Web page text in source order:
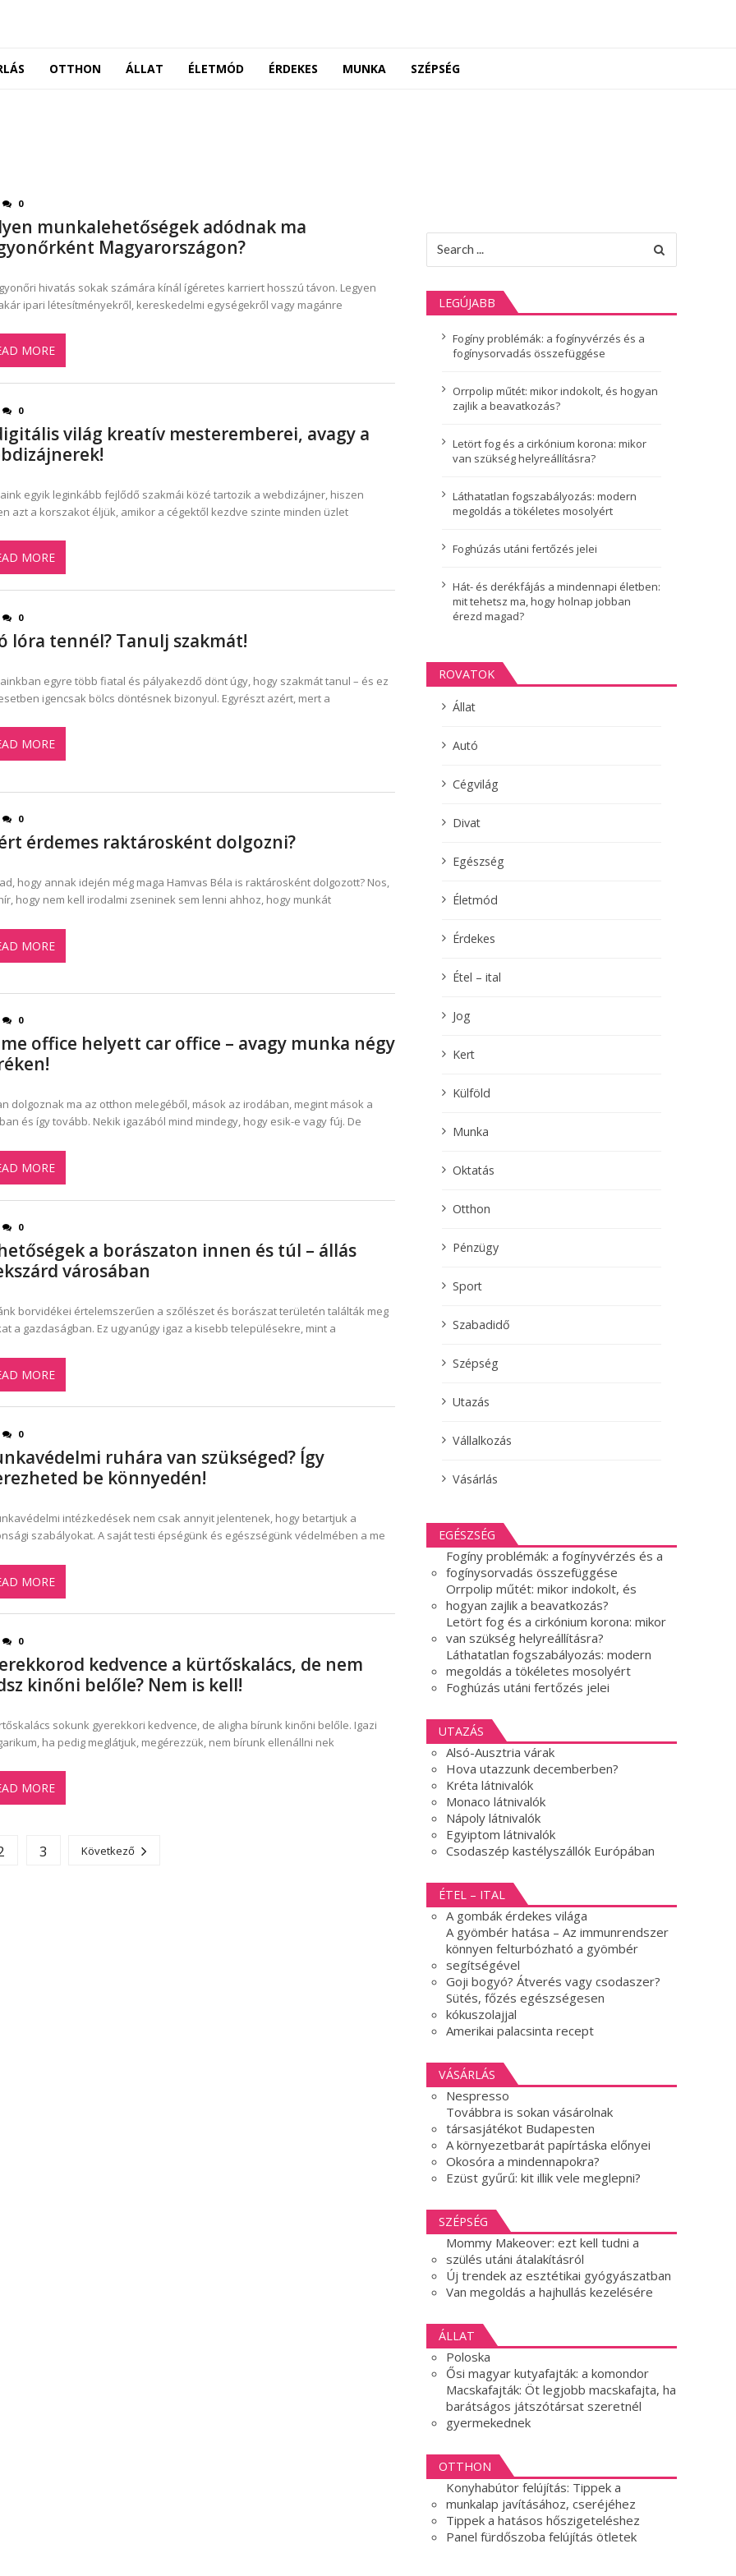
OTTHON ÁLLAT ÉLETMÓD ÉRDEKES MUNKA SZÉPSÉG
0
munkalehetőségek adódnak ma
Magyarországon?
hivatás sokak számára kínál ígéretes karriert hosszú távon. Legyen
ipari létesítményekről, kereskedelmi egységekről vagy magánre
MORE
0
világ kreatív mesteremberei, avagy a
egyik leginkább fejlődő szakmái közé tartozik a webdizájner, hiszen
azt a korszakot éljük, amikor a cégektől kezdve szinte minden üzlet
MORE
0
lóra tennél? Tanulj szakmát!
egyre több fiatal és pályakezdő dönt úgy, hogy szakmát tanul – és ez
igencsak bölcs döntésnek bizonyul. Egyrészt azért, mert a
MORE
0
érdemes raktárosként dolgozni?
hogy annak idején még maga Hamvas Béla is raktárosként dolgozott? Nos,
hogy nem kell irodalmi zseninek sem lenni ahhoz, hogy munkát
MORE
0
office helyett car office – avagy munka négy
dolgoznak ma az otthon melegéből, mások az irodában, megint mások a
és így tovább. Nekik igazából mind mindegy, hogy esik-e vagy fúj. De
MORE
0
a borászaton innen és túl – állás
városában
borvidékei értelemszerűen a szőlészet és borászat területén találták meg
a gazdaságban. Ez ugyanúgy igaz a kisebb településekre, mint a
MORE
0
ruhára van szükséged? Így
be könnyedén!
intézkedések nem csak annyit jelentenek, hogy betartjuk a
szabályokat. A saját testi épségünk és egészségünk védelmében a me
MORE
0
kedvence a kürtőskalács, de nem
kinőni belőle? Nem is kell!
sokunk gyerekkori kedvence, de aligha bírunk kinőni belőle. Igazi
ha pedig meglátjuk, megérezzük, nem bírunk ellenállni nek
MORE
3 Következő
for:
LEGÚJABB
Fogíny problémák: a fogínyvérzés és a
fogínysorvadás összefüggése
Orrpolip műtét: mikor indokolt, és hogyan
zajlik a beavatkozás?
Letört fog és a cirkónium korona: mikor
van szükség helyreállításra?
Láthatatlan fogszabályozás: modern
megoldás a tökéletes mosolyért
Foghúzás utáni fertőzés jelei
Hát- és derékfájás a mindennapi életben:
mit tehetsz ma, hogy holnap jobban
érezd magad?
ROVATOK
Állat
Autó
Cégvilág
Divat
Egészség
Életmód
Érdekes
Étel – ital
Jog
Kert
Külföld
Munka
Oktatás
Otthon
Pénzügy
Sport
Szabadidő
Szépség
Utazás
Vállalkozás
Vásárlás
EGÉSZSÉG
Fogíny problémák: a fogínyvérzés és a
fogínysorvadás összefüggése
Orrpolip műtét: mikor indokolt, és
hogyan zajlik a beavatkozás?
Letört fog és a cirkónium korona: mikor
van szükség helyreállításra?
Láthatatlan fogszabályozás: modern
megoldás a tökéletes mosolyért
Foghúzás utáni fertőzés jelei
UTAZÁS
Alsó-Ausztria várak
Hova utazzunk decemberben?
Kréta látnivalók
Monaco látnivalók
Nápoly látnivalók
Egyiptom látnivalók
Csodaszép kastélyszállók Európában
ÉTEL – ITAL
A gombák érdekes világa
A gyömbér hatása – Az immunrendszer
könnyen felturbózható a gyömbér
segítségével
Goji bogyó? Átverés vagy csodaszer?
Sütés, főzés egészségesen
kókuszolajjal
Amerikai palacsinta recept
VÁSÁRLÁS
Nespresso
Továbbra is sokan vásárolnak
társasjátékot Budapesten
A környezetbarát papírtáska előnyei
Okosóra a mindennapokra?
Ezüst gyűrű: kit illik vele meglepni?
SZÉPSÉG
Mommy Makeover: ezt kell tudni a
szülés utáni átalakításról
Új trendek az esztétikai gyógyászatban
Van megoldás a hajhullás kezelésére
ÁLLAT
Poloska
Ősi magyar kutyafajták: a komondor
Macskafajták: Öt legjobb macskafajta, ha
barátságos játszótársat szeretnél
gyermekednek
OTTHON
Konyhabútor felújítás: Tippek a
munkalap javításához, cseréjéhez
Tippek a hatásos hőszigeteléshez
Panel fürdőszoba felújítás ötletek